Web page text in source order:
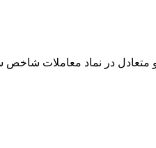
شاخص کل بورس تهران شاهد معاملات آرام و متعادل